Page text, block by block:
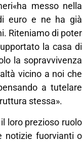
messo nella
euro e ne ha già
Riteniamo di poter
la casa di
la sopravvivenza
vicino a noi che
a tutelare
stessa».
loro prezioso ruolo
notizie fuorvianti o